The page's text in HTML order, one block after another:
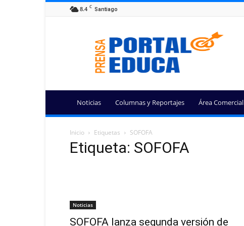
8.4 C Santiago
Portal
Educa
Noticias Columnas y Reportajes Área Comercial
Inicio Etiquetas SOFOFA
Etiqueta: SOFOFA
Noticias
SOFOFA lanza segunda versión de